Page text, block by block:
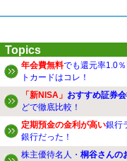
Topics
年会費無料でも還元率1.0
トカードはコレ！
「新NISA」 おすすめ証券
どで徹底比較！
定期預金の金利が高い銀行
銀行だった！
株主優待名人・ 桐谷さんの